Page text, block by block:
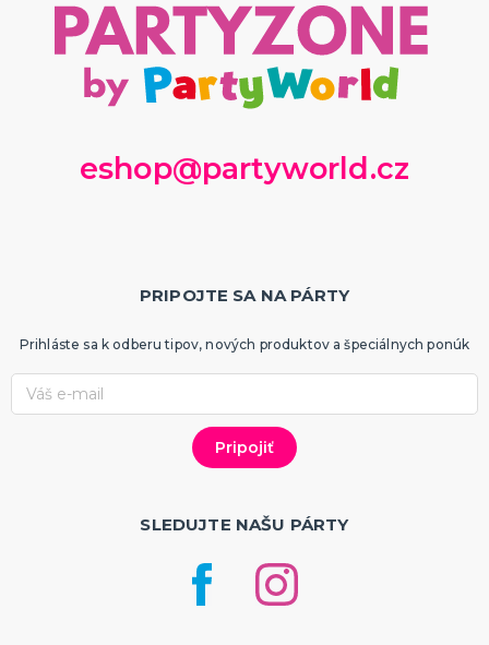
eshop@partyworld.cz
PRIPOJTE SA NA PÁRTY
Prihláste sa k odberu tipov, nových produktov a špeciálnych ponúk
SLEDUJTE NAŠU PÁRTY